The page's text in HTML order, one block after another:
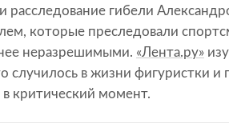
расследование гибели
которые преследовали
неразрешимыми. «Лента.ру»
случилось в жизни фигуристки и
критический момент.